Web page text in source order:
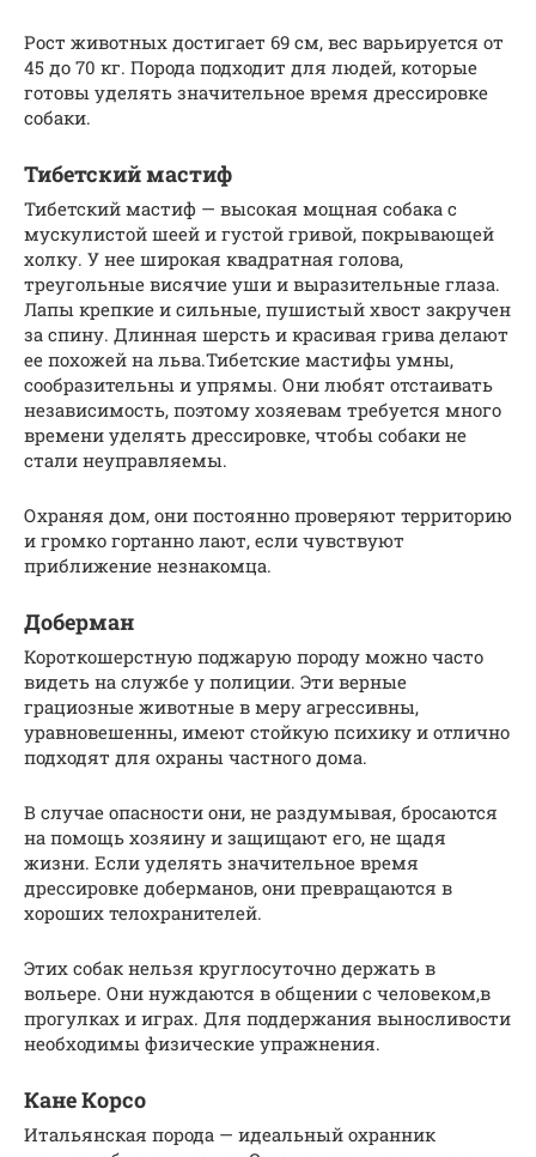
Рост животных достигает 69 см, вес варьируется от
45 до 70 кг. Порода подходит для людей, которые
готовы уделять значительное время дрессировке
собаки.
Тибетский мастиф
Тибетский мастиф — высокая мощная собака с
мускулистой шеей и густой гривой, покрывающей
холку. У нее широкая квадратная голова,
треугольные висячие уши и выразительные глаза.
Лапы крепкие и сильные, пушистый хвост закручен
за спину. Длинная шерсть и красивая грива делают
ее похожей на льва.Тибетские мастифы умны,
сообразительны и упрямы. Они любят отстаивать
независимость, поэтому хозяевам требуется много
времени уделять дрессировке, чтобы собаки не
стали неуправляемы.
Охраняя дом, они постоянно проверяют территорию
и громко гортанно лают, если чувствуют
приближение незнакомца.
Доберман
Короткошерстную поджарую породу можно часто
видеть на службе у полиции. Эти верные
грациозные животные в меру агрессивны,
уравновешенны, имеют стойкую психику и отлично
подходят для охраны частного дома.
В случае опасности они, не раздумывая, бросаются
на помощь хозяину и защищают его, не щадя
жизни. Если уделять значительное время
дрессировке доберманов, они превращаются в
хороших телохранителей.
Этих собак нельзя круглосуточно держать в
вольере. Они нуждаются в общении с человеком,в
прогулках и играх. Для поддержания выносливости
необходимы физические упражнения.
Кане Корсо
Итальянская порода — идеальный охранник